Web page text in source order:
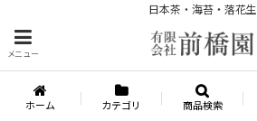
日本茶・海苔・落花生
メニュー
ホーム カテゴリ 商品検索